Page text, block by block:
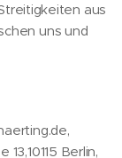
aus
uns und
Berlin,